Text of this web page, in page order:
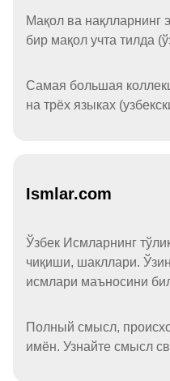
Мақол ва нақлларнинг
бир мақол учта тилда
Самая большая
на трёх языках
Ismlar.com
Ўзбек Исмларнинг
чиқиши, шакллари.
исмлари маъносини
Полный смысл,
имён. Узнайте смысл